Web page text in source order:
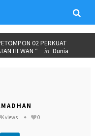
HEWAN “
2026 JADI MOMENTUM
DAN SALURKAN
views 0